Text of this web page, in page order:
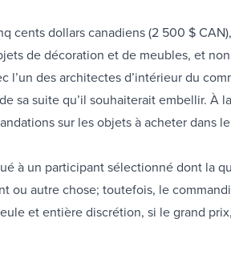
cents dollars canadiens (2 500 $
de décoration et de meubles, et
des architectes d’intérieur du
sa suite qu’il souhaiterait embellir. À
sur les objets à acheter dans
à un participant sélectionné dont la
autre chose; toutefois, le
et entière discrétion, si le grand